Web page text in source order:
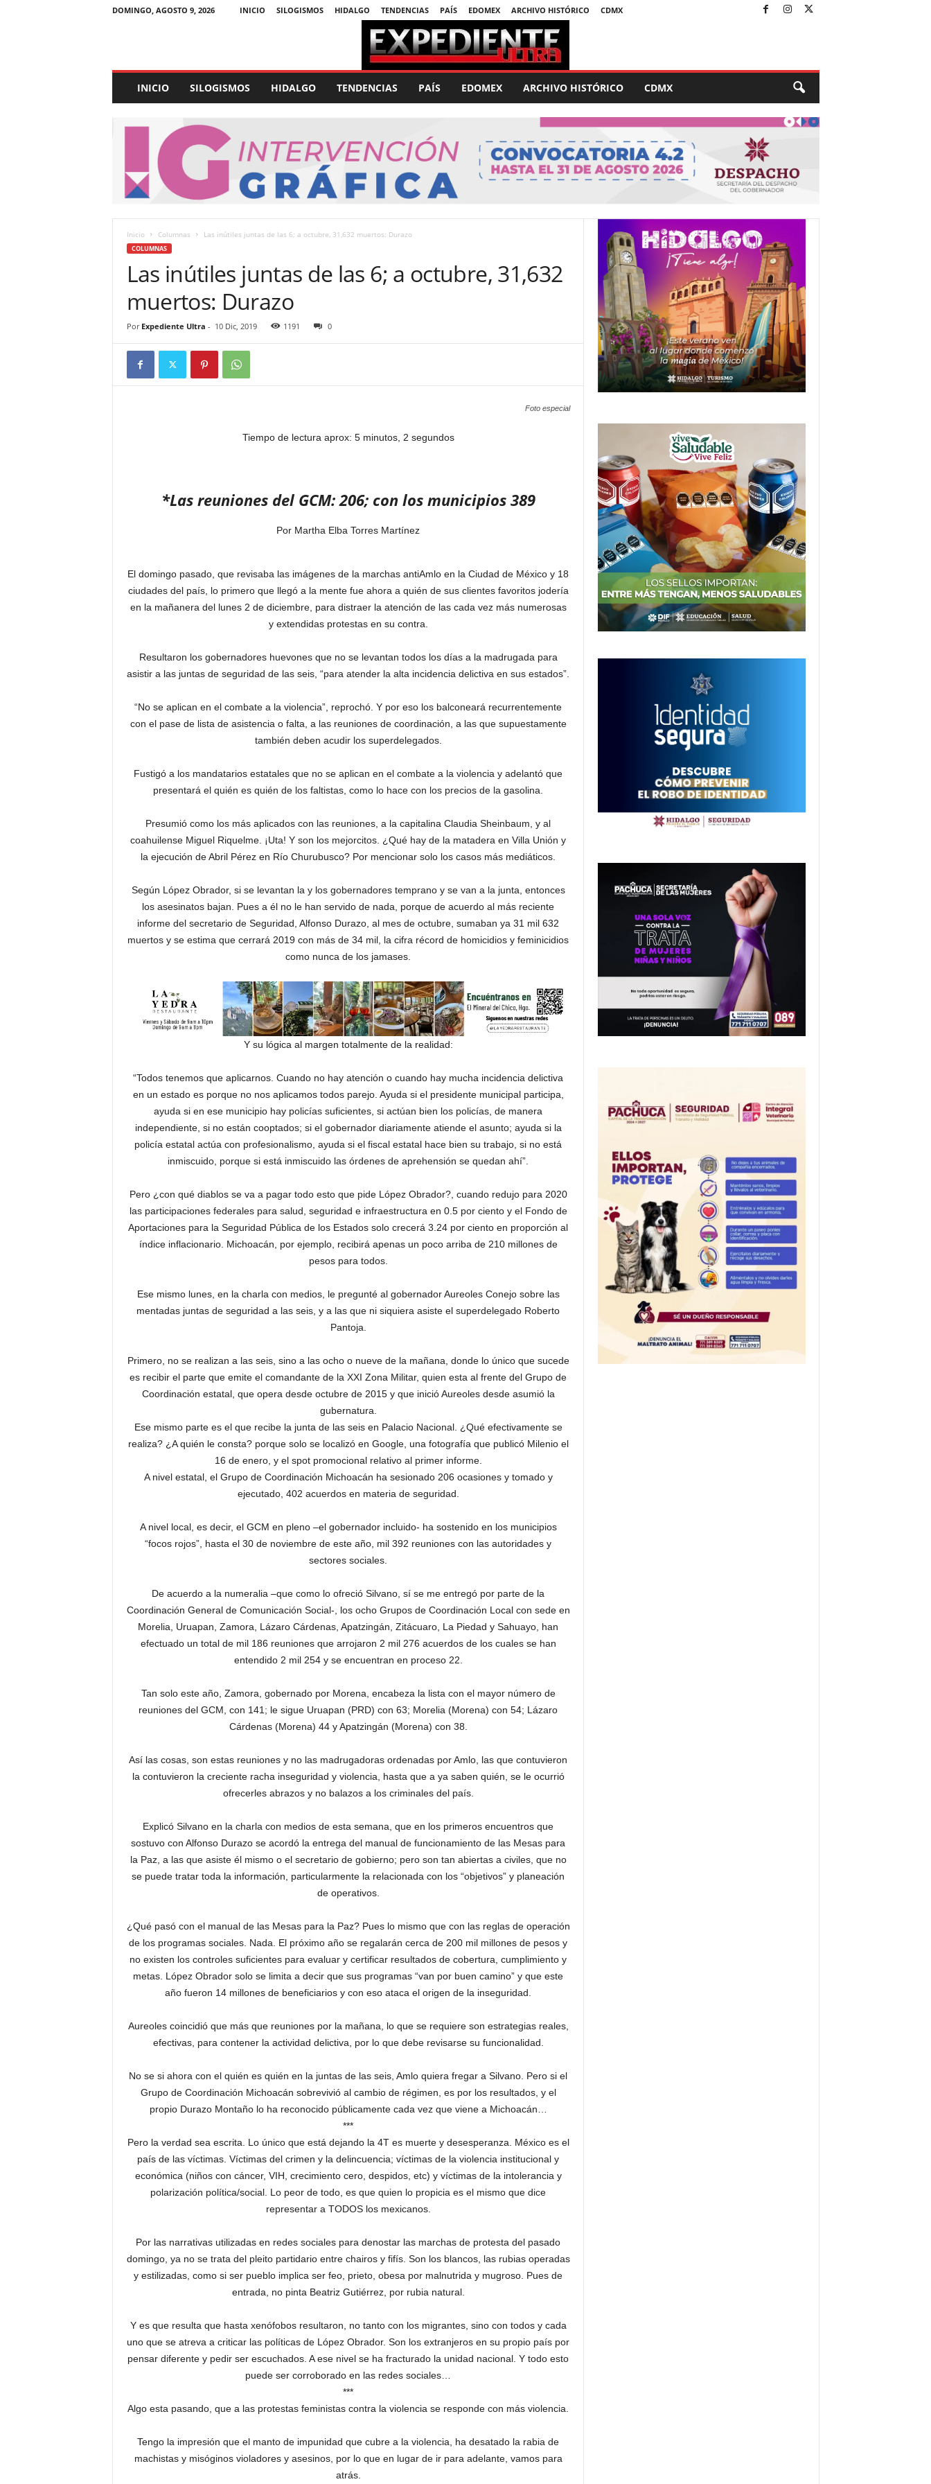
DOMINGO, AGOSTO 9, 2026 INICIO SILOGISMOS HIDALGO TENDENCIAS PAÍS EDOMEX ARCHIVO HISTÓRICO CDMX
p
e
U
INICIO SILOGISMOS HIDALGO TENDENCIAS PAÍS EDOMEX ARCHIVO HISTÓRICO CDMX
Inicio Columnas Las inútiles juntas de las 6; a octubre, 31,632 muertos: Durazo
COLUMNAS
Las inútiles juntas de las 6; a octubre, 31,632
muertos: Durazo
Por Expediente Ultra - 10 Dic, 2019 1191 0
Foto especial
Tiempo de lectura aprox: 5 minutos, 2 segundos
*Las reuniones del GCM: 206; con los municipios 389
Por Martha Elba Torres Martínez
El domingo pasado, que revisaba las imágenes de la marchas antiAmlo en la Ciudad de México y 18
ciudades del país, lo primero que llegó a la mente fue ahora a quién de sus clientes favoritos jodería
en la mañanera del lunes 2 de diciembre, para distraer la atención de las cada vez más numerosas
y extendidas protestas en su contra.
Resultaron los gobernadores huevones que no se levantan todos los días a la madrugada para
asistir a las juntas de seguridad de las seis, “para atender la alta incidencia delictiva en sus estados”.
“No se aplican en el combate a la violencia”, reprochó. Y por eso los balconeará recurrentemente
con el pase de lista de asistencia o falta, a las reuniones de coordinación, a las que supuestamente
también deben acudir los superdelegados.
Fustigó a los mandatarios estatales que no se aplican en el combate a la violencia y adelantó que
presentará el quién es quién de los faltistas, como lo hace con los precios de la gasolina.
Presumió como los más aplicados con las reuniones, a la capitalina Claudia Sheinbaum, y al
coahuilense Miguel Riquelme. ¡Uta! Y son los mejorcitos. ¿Qué hay de la matadera en Villa Unión y
la ejecución de Abril Pérez en Río Churubusco? Por mencionar solo los casos más mediáticos.
Según López Obrador, si se levantan la y los gobernadores temprano y se van a la junta, entonces
los asesinatos bajan. Pues a él no le han servido de nada, porque de acuerdo al más reciente
informe del secretario de Seguridad, Alfonso Durazo, al mes de octubre, sumaban ya 31 mil 632
muertos y se estima que cerrará 2019 con más de 34 mil, la cifra récord de homicidios y feminicidios
como nunca de los jamases.
Y su lógica al margen totalmente de la realidad:
“Todos tenemos que aplicarnos. Cuando no hay atención o cuando hay mucha incidencia delictiva
en un estado es porque no nos aplicamos todos parejo. Ayuda si el presidente municipal participa,
ayuda si en ese municipio hay policías suficientes, si actúan bien los policías, de manera
independiente, si no están cooptados; si el gobernador diariamente atiende el asunto; ayuda si la
policía estatal actúa con profesionalismo, ayuda si el fiscal estatal hace bien su trabajo, si no está
inmiscuido, porque si está inmiscuido las órdenes de aprehensión se quedan ahí”.
Pero ¿con qué diablos se va a pagar todo esto que pide López Obrador?, cuando redujo para 2020
las participaciones federales para salud, seguridad e infraestructura en 0.5 por ciento y el Fondo de
Aportaciones para la Seguridad Pública de los Estados solo crecerá 3.24 por ciento en proporción al
índice inflacionario. Michoacán, por ejemplo, recibirá apenas un poco arriba de 210 millones de
pesos para todos.
Ese mismo lunes, en la charla con medios, le pregunté al gobernador Aureoles Conejo sobre las
mentadas juntas de seguridad a las seis, y a las que ni siquiera asiste el superdelegado Roberto
Pantoja.
Primero, no se realizan a las seis, sino a las ocho o nueve de la mañana, donde lo único que sucede
es recibir el parte que emite el comandante de la XXI Zona Militar, quien esta al frente del Grupo de
Coordinación estatal, que opera desde octubre de 2015 y que inició Aureoles desde asumió la
gubernatura.
Ese mismo parte es el que recibe la junta de las seis en Palacio Nacional. ¿Qué efectivamente se
realiza? ¿A quién le consta? porque solo se localizó en Google, una fotografía que publicó Milenio el
16 de enero, y el spot promocional relativo al primer informe.
A nivel estatal, el Grupo de Coordinación Michoacán ha sesionado 206 ocasiones y tomado y
ejecutado, 402 acuerdos en materia de seguridad.
A nivel local, es decir, el GCM en pleno –el gobernador incluido- ha sostenido en los municipios
“focos rojos”, hasta el 30 de noviembre de este año, mil 392 reuniones con las autoridades y
sectores sociales.
De acuerdo a la numeralia –que como lo ofreció Silvano, sí se me entregó por parte de la
Coordinación General de Comunicación Social-, los ocho Grupos de Coordinación Local con sede en
Morelia, Uruapan, Zamora, Lázaro Cárdenas, Apatzingán, Zitácuaro, La Piedad y Sahuayo, han
efectuado un total de mil 186 reuniones que arrojaron 2 mil 276 acuerdos de los cuales se han
entendido 2 mil 254 y se encuentran en proceso 22.
Tan solo este año, Zamora, gobernado por Morena, encabeza la lista con el mayor número de
reuniones del GCM, con 141; le sigue Uruapan (PRD) con 63; Morelia (Morena) con 54; Lázaro
Cárdenas (Morena) 44 y Apatzingán (Morena) con 38.
Así las cosas, son estas reuniones y no las madrugadoras ordenadas por Amlo, las que contuvieron
la contuvieron la creciente racha inseguridad y violencia, hasta que a ya saben quién, se le ocurrió
ofrecerles abrazos y no balazos a los criminales del país.
Explicó Silvano en la charla con medios de esta semana, que en los primeros encuentros que
sostuvo con Alfonso Durazo se acordó la entrega del manual de funcionamiento de las Mesas para
la Paz, a las que asiste él mismo o el secretario de gobierno; pero son tan abiertas a civiles, que no
se puede tratar toda la información, particularmente la relacionada con los “objetivos” y planeación
de operativos.
¿Qué pasó con el manual de las Mesas para la Paz? Pues lo mismo que con las reglas de operación
de los programas sociales. Nada. El próximo año se regalarán cerca de 200 mil millones de pesos y
no existen los controles suficientes para evaluar y certificar resultados de cobertura, cumplimiento y
metas. López Obrador solo se limita a decir que sus programas “van por buen camino” y que este
año fueron 14 millones de beneficiarios y con eso ataca el origen de la inseguridad.
Aureoles coincidió que más que reuniones por la mañana, lo que se requiere son estrategias reales,
efectivas, para contener la actividad delictiva, por lo que debe revisarse su funcionalidad.
No se si ahora con el quién es quién en la juntas de las seis, Amlo quiera fregar a Silvano. Pero si el
Grupo de Coordinación Michoacán sobrevivió al cambio de régimen, es por los resultados, y el
propio Durazo Montaño lo ha reconocido públicamente cada vez que viene a Michoacán…
***
Pero la verdad sea escrita. Lo único que está dejando la 4T es muerte y desesperanza. México es el
país de las víctimas. Víctimas del crimen y la delincuencia; víctimas de la violencia institucional y
económica (niños con cáncer, VIH, crecimiento cero, despidos, etc) y víctimas de la intolerancia y
polarización política/social. Lo peor de todo, es que quien lo propicia es el mismo que dice
representar a TODOS los mexicanos.
Por las narrativas utilizadas en redes sociales para denostar las marchas de protesta del pasado
domingo, ya no se trata del pleito partidario entre chairos y fifís. Son los blancos, las rubias operadas
y estilizadas, como si ser pueblo implica ser feo, prieto, obesa por malnutrida y mugroso. Pues de
entrada, no pinta Beatriz Gutiérrez, por rubia natural.
Y es que resulta que hasta xenófobos resultaron, no tanto con los migrantes, sino con todos y cada
uno que se atreva a criticar las políticas de López Obrador. Son los extranjeros en su propio país por
pensar diferente y pedir ser escuchados. A ese nivel se ha fracturado la unidad nacional. Y todo esto
puede ser corroborado en las redes sociales…
***
Algo esta pasando, que a las protestas feministas contra la violencia se responde con más violencia.
Tengo la impresión que el manto de impunidad que cubre a la violencia, ha desatado la rabia de
machistas y misóginos violadores y asesinos, por lo que en lugar de ir para adelante, vamos para
atrás.